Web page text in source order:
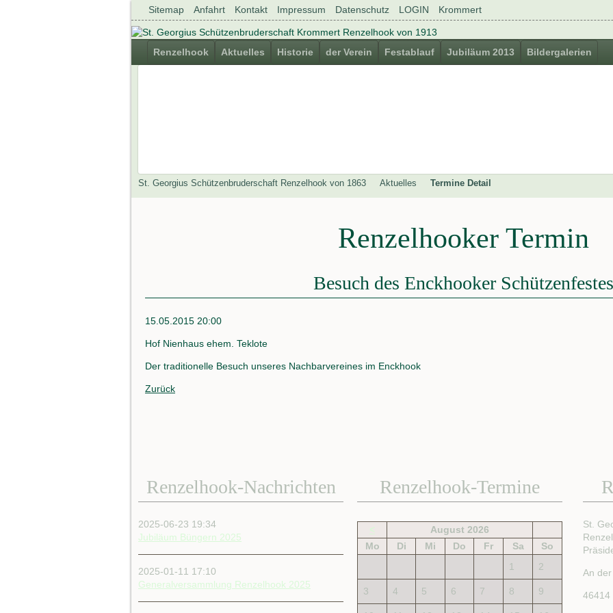
Navigation
überspringen
Sitemap Anfahrt Kontakt Impressum Datenschutz LOGIN Krommert
überspringen
Renzelhook Aktuelles Historie der Verein Festablauf Jubiläum 2013 Bildergalerien
St. Georgius Schützenbruderschaft Renzelhook von 1863 Aktuelles Termine Detail
Renzelhooker Termin
Besuch des Enckhooker Schützenfestes
15.05.2015 20:00
Hof Nienhaus ehem. Teklote
Der traditionelle Besuch unseres Nachbarvereines im Enckhook
Zurück
Renzelhook-Nachrichten
2025-06-23 19:34
Jubiläum Büngern 2025
2025-01-11 17:10
Generalversammlung Renzelhook 2025
Renzelhook-Termine
August 2026
Mo
Di Mi Do Fr Sa
So
1
2
3 4 5 6 7 8 9
St.
An
46414